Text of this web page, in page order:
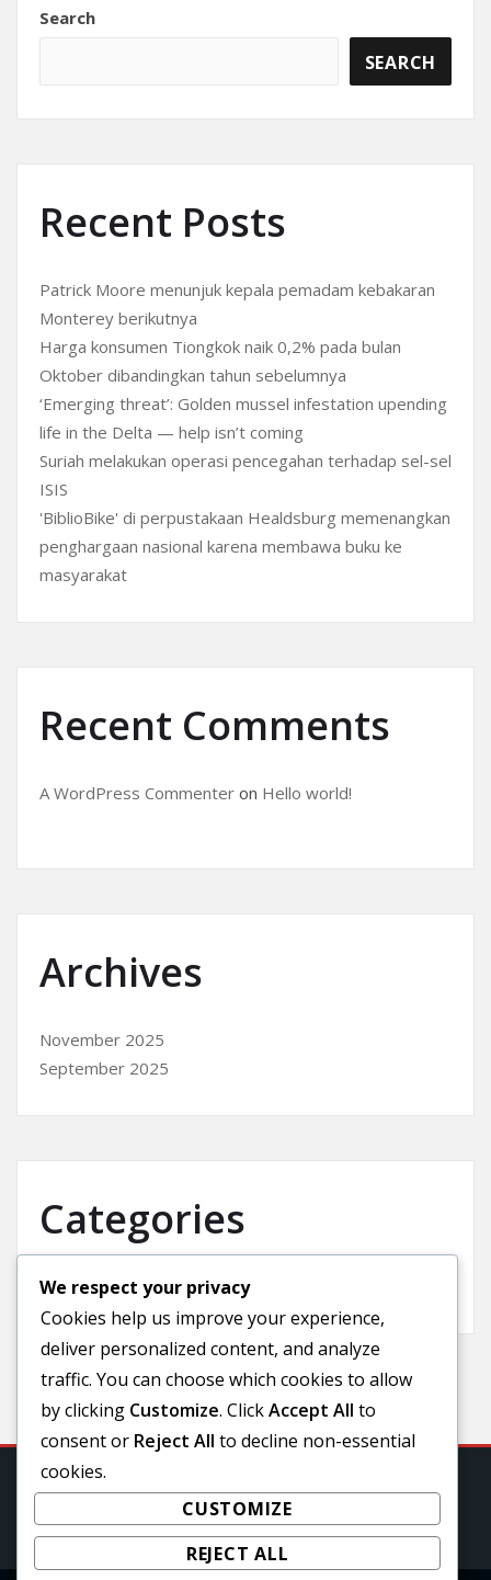
Search
SEARCH
Recent Posts
Patrick Moore menunjuk kepala pemadam kebakaran
Monterey berikutnya
Harga konsumen Tiongkok naik 0,2% pada bulan
Oktober dibandingkan tahun sebelumnya
‘Emerging threat’: Golden mussel infestation upending
life in the Delta — help isn’t coming
Suriah melakukan operasi pencegahan terhadap sel-sel
ISIS
'BiblioBike' di perpustakaan Healdsburg memenangkan
penghargaan nasional karena membawa buku ke
masyarakat
Recent Comments
A WordPress Commenter on Hello world!
Archives
November 2025
September 2025
Categories
Uncategorized
We respect your privacy
Cookies help us improve your experience,
deliver personalized content, and analyze
traffic. You can choose which cookies to allow
by clicking Customize. ClickAccept All to
consent or Reject All to decline non-essential
cookies.
CUSTOMIZE
REJECT ALL